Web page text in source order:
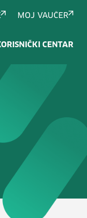
MOJ VAUČER
CENTAR